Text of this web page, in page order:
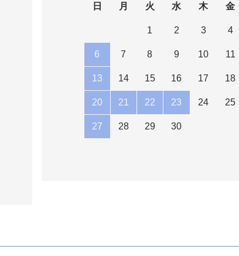
日 月 火 水 木 金
1 2 3 4
6 7 8 9 10 11
13 14 15 16 17 18
20 21 22 23 24 25
27 28 29 30